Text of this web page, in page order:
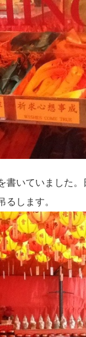
書いていました。
るします。